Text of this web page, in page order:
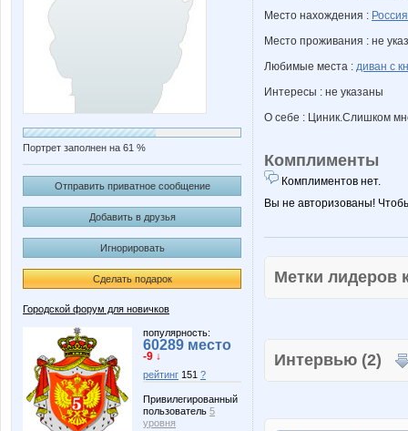
Портрет заполнен на 61 %
Отправить приватное сообщение
Добавить в друзья
Игнорировать
Сделать подарок
Городской форум для новичков
популярность:
60289 место
-9 ↓
рейтинг 151 ?
Привилегированный
пользователь 5
уровня
Место нахождения : Россия
Место проживания : не
Любимые места : диван с
Интересы : не указаны
О себе : Циник.Слишком
Комплименты
Комплиментов нет.
Вы не авторизованы!
Метки
Интервью (2)